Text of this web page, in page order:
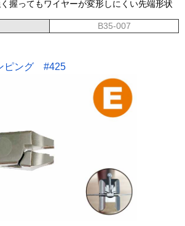
握ってもワイヤーが変形しにくい先端形状
B35-007
ピング #425